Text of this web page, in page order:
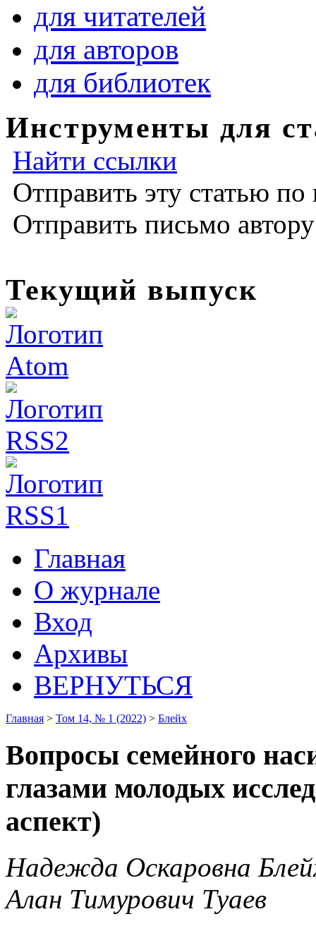
для читателей
для авторов
для библиотек
Инструменты для
Найти ссылки
Отправить эту статью
Отправить письмо
Текущий выпуск
Главная
О журнале
Вход
Архивы
ВЕРНУТЬСЯ
Главная > Том 14, № 1 (2022) > Блейх
Вопросы семейного
глазами молодых
аспект)
Надежда Оскаровна
Алан Тимурович Туаев